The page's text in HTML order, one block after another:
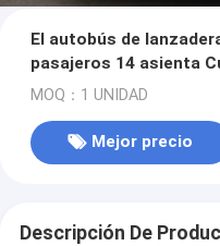
El autobús de
pasajeros 14 asienta
MOQ：1 UNIDAD
Mejor precio
Descripción De